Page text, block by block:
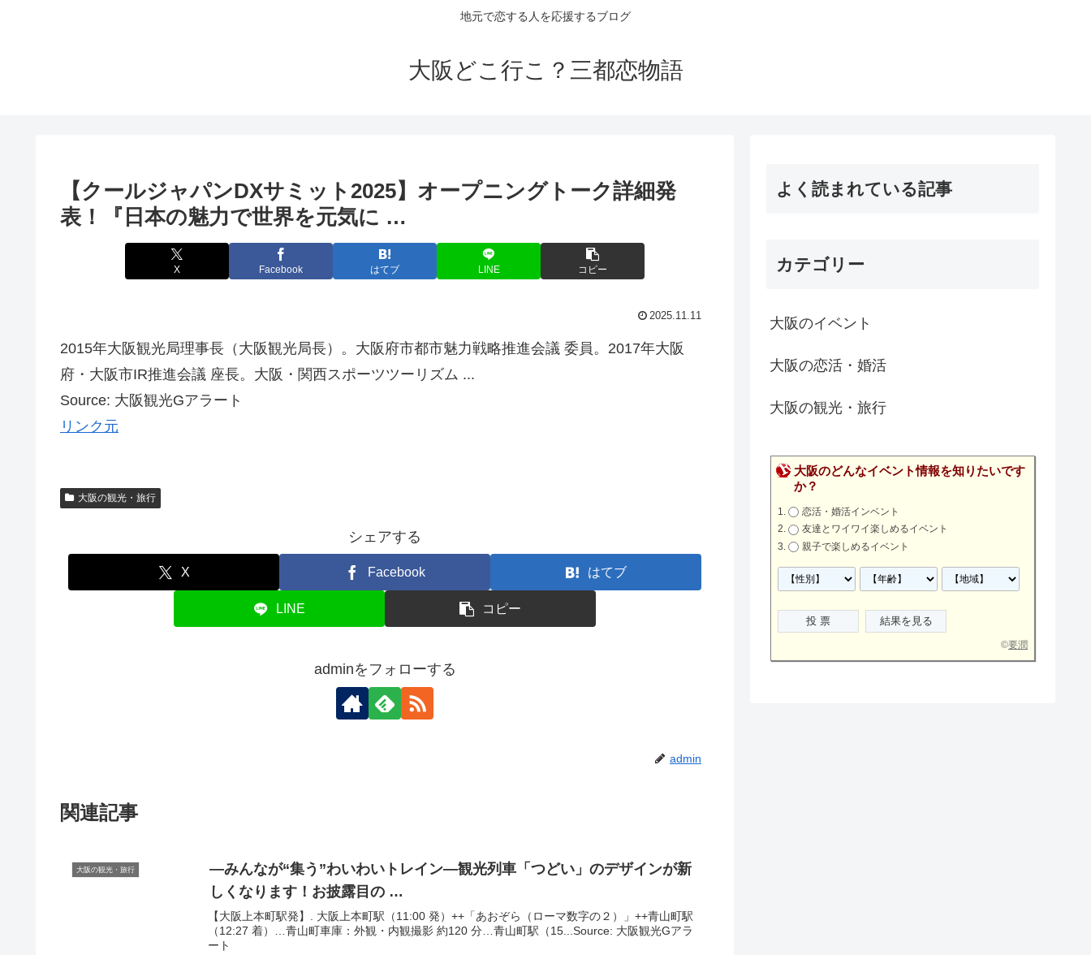
地元で恋する人を応援するブログ
大阪どこ行こ？三都恋物語
【クールジャパンDXサミット2025】オープニングトーク詳細発
表！『日本の魅力で世界を元気に …
X Facebook はてブ LINE コピー
2025.11.11
2015年大阪観光局理事長（大阪観光局長）。大阪府市都市魅力戦略推進会議 委員。2017年大阪
府・大阪市IR推進会議 座長。大阪・関西スポーツツーリズム ...
Source: 大阪観光Gアラート
リンク元
大阪の観光・旅行
シェアする
X Facebook はてブ
LINE コピー
adminをフォローする
admin
関連記事
大阪の観光・旅行 ―みんなが“集う”わいわいトレイン―観光列車「つどい」のデザインが新
しくなります！お披露目の …
【大阪上本町駅発】. 大阪上本町駅（11:00 発）++「あおぞら（ローマ数字の２）」++青山町駅
（12:27 着）…青山町車庫：外観・内観撮影 約120 分…青山町駅（15...Source: 大阪観光Gアラ
ート
よく読まれている記事
カテゴリー
大阪のイベント
大阪の恋活・婚活
大阪の観光・旅行
大阪のどんなイベント情報を知りたいです
か？
恋活・婚活インベント
友達とワイワイ楽しめるイベント
親子で楽しめるイベント
©要潤